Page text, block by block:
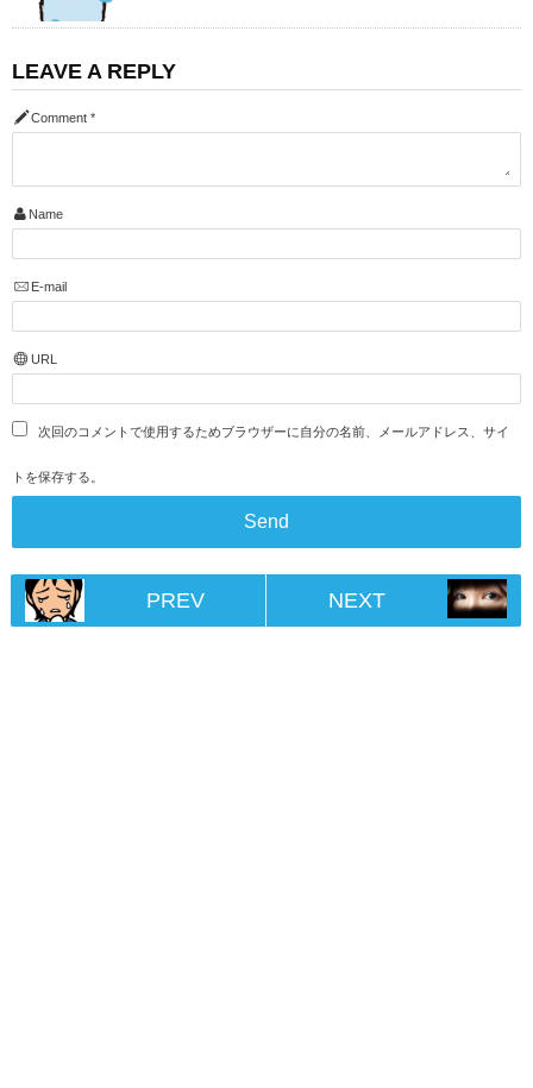
LEAVE A REPLY
Comment *
Name
E-mail
URL
次回のコメントで使用するためブラウザーに自分の名前、メールアドレス、サイ
トを保存する。
PREV NEXT